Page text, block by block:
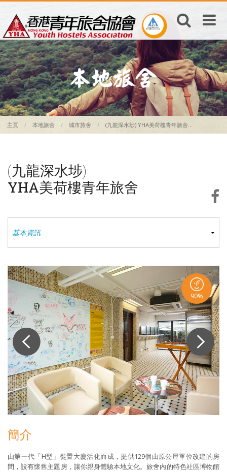
主頁 本地旅舍 城市旅舍 (九龍深水埗) YHA美荷樓青年旅舍...
(九龍深水埗)
YHA美荷樓青年旅舍
90%
簡介
由第一代「H型」徙置大廈活化而成，提供129個由原公屋單位改建的房
間，設有懷舊主題房，讓你親身體驗本地文化。旅舍內的特色社區博物館